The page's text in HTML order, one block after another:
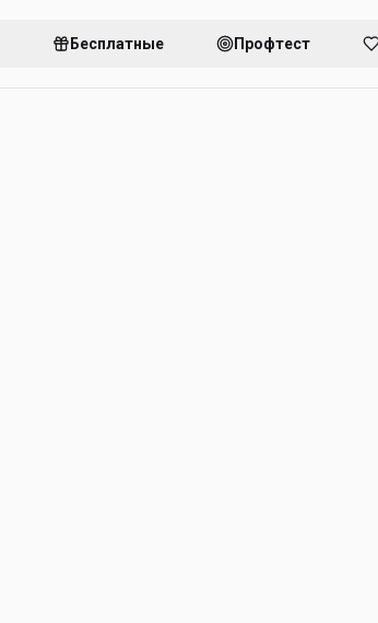
Бесплатные Профтест